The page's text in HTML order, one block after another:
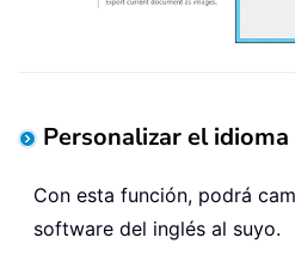
Personalizar el
Con esta función, podrá
software del inglés al suyo.